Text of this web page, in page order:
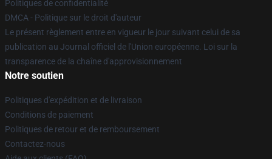
Politiques de confidentialité
DMCA - Politique sur le droit d'auteur
Le présent règlement entre en vigueur le jour suivant celui de sa
publication au Journal officiel de l'Union européenne. Loi sur la
transparence de la chaîne d'approvisionnement
Notre soutien
Politiques d'expédition et de livraison
Conditions de paiement
Politiques de retour et de remboursement
Contactez-nous